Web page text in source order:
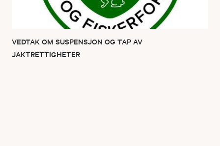
VEDTAK OM SUSPENSJON OG TAP AV
JAKTRETTIGHETER